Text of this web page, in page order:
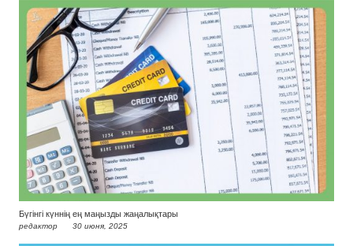
Бүгінгі күннің ең маңызды жаңалықтары
редактор 30 июня, 2025